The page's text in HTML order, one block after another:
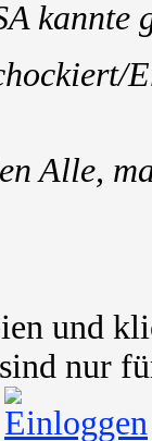
kannte
Alle,
und
nur